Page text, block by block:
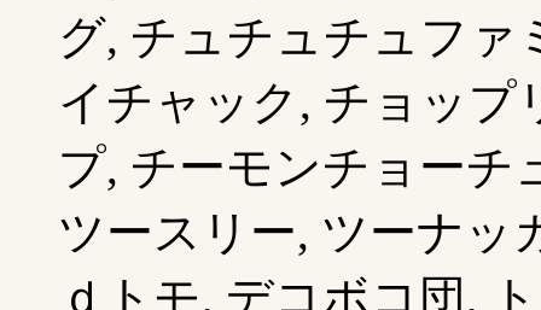
グ, チュチュチュファ
イチャック, チョップ
プ, チーモンチョーチ
ツースリー, ツーナッ
ｄトモ, デコボコ団,